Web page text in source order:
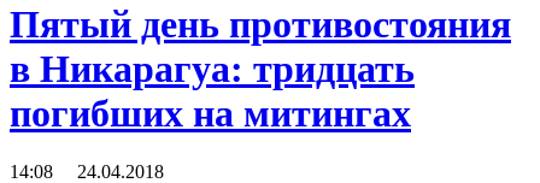
Пятый день противостояния
в Никарагуа: тридцать
погибших на митингах
14:08 24.04.2018